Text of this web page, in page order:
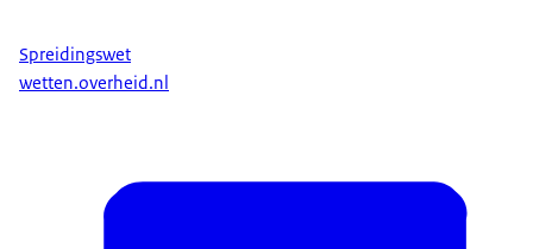
Spreidingswet
wetten.overheid.nl